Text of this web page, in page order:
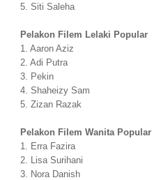
5. Siti Saleha
Pelakon Filem Lelaki Popular
1. Aaron Aziz
2. Adi Putra
3. Pekin
4. Shaheizy Sam
5. Zizan Razak
Pelakon Filem Wanita Popular
1. Erra Fazira
2. Lisa Surihani
3. Nora Danish